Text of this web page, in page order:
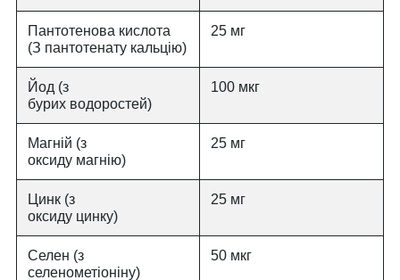
Пантотенова кислота
(З пантотенату кальцію)
25 мг
Йод (з
бурих водоростей)
100 мкг
Магній (з
оксиду магнію)
25 мг
Цинк (з
оксиду цинку)
25 мг
Селен (з
селенометіоніну)
50 мкг